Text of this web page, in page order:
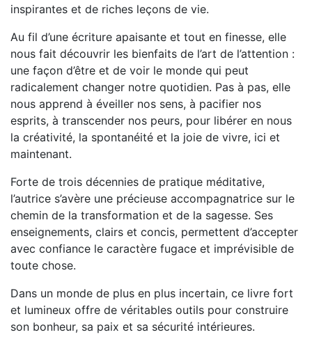
inspirantes et de riches leçons de vie.
Au fil d’une écriture apaisante et tout en finesse, elle
nous fait découvrir les bienfaits de l’art de l’attention :
une façon d’être et de voir le monde qui peut
radicalement changer notre quotidien. Pas à pas, elle
nous apprend à éveiller nos sens, à pacifier nos
esprits, à transcender nos peurs, pour libérer en nous
la créativité, la spontanéité et la joie de vivre, ici et
maintenant.
Forte de trois décennies de pratique méditative,
l’autrice s’avère une précieuse accompagnatrice sur le
chemin de la transformation et de la sagesse. Ses
enseignements, clairs et concis, permettent d’accepter
avec confiance le caractère fugace et imprévisible de
toute chose.
Dans un monde de plus en plus incertain, ce livre fort
et lumineux offre de véritables outils pour construire
son bonheur, sa paix et sa sécurité intérieures.